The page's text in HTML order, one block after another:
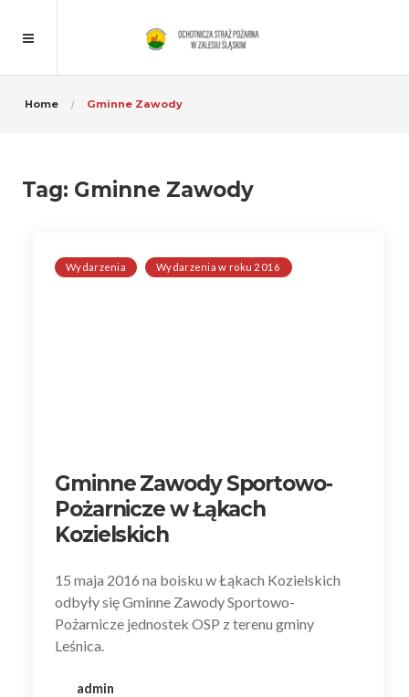
Home Gminne Zawody
Tag: Gminne Zawody
Wydarzenia Wydarzenia w roku 2016
Gminne Zawody Sportowo-
Pożarnicze w Łąkach
Kozielskich
15 maja 2016 na boisku w Łąkach Kozielskich
odbyły się Gminne Zawody Sportowo-
Pożarnicze jednostek OSP z terenu gminy
Leśnica.
admin